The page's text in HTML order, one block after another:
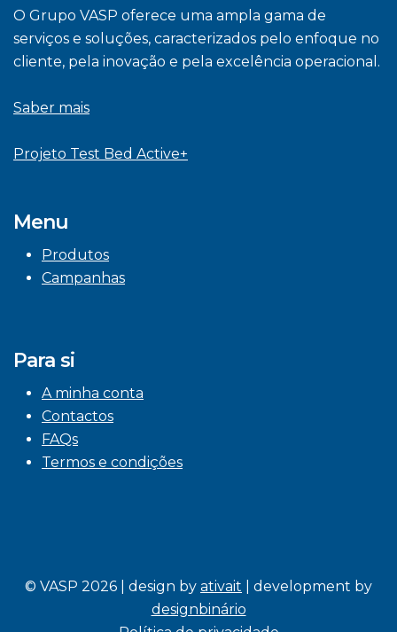
O Grupo VASP oferece uma ampla gama de
serviços e soluções, caracterizados pelo enfoque no
cliente, pela inovação e pela excelência operacional.
Saber mais
Projeto Test Bed Active+
Menu
Produtos
Campanhas
Para si
A minha conta
Contactos
FAQs
Termos e condições
© VASP 2026 | design by ativait | development by
designbinário